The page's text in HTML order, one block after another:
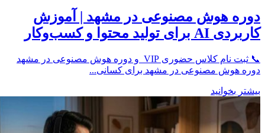
دوره هوش مصنوعی در مشهد | آموزش
کاربردی AI برای تولید محتوا و کسب‌وکار
📞 ثبت نام کلاس حضوری VIP و دوره هوش مصنوعی در مشهد
دوره هوش مصنوعی در مشهد برای کسانی...
بیشتر بخوانید